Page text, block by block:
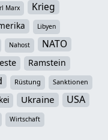
Marx Krieg
Libyen
Nahost NATO
Ramstein
Rüstung Sanktionen
Ukraine USA
Wirtschaft